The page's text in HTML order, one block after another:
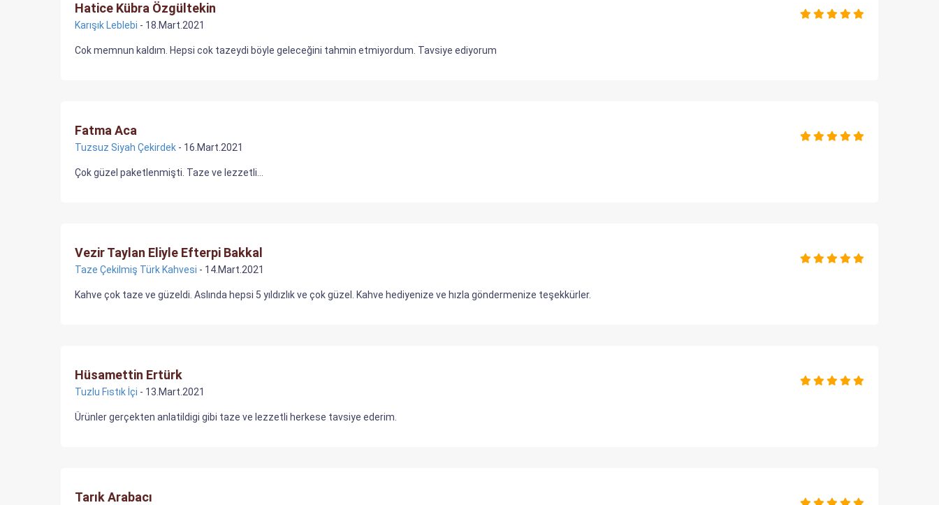
Hatice Kübra Özgültekin
Karışık Leblebi - 18.Mart.2021
Cok memnun kaldım. Hepsi cok tazeydi böyle geleceğini tahmin etmiyordum. Tavsiye ediyorum
Fatma Aca
Tuzsuz Siyah Çekirdek - 16.Mart.2021
Çok güzel paketlenmişti. Taze ve lezzetli...
Vezir Taylan Eliyle Efterpi Bakkal
Taze Çekilmiş Türk Kahvesi - 14.Mart.2021
Kahve çok taze ve güzeldi. Aslında hepsi 5 yıldızlık ve çok güzel. Kahve hediyenize ve hızla göndermenize teşekkürler.
Hüsamettin Ertürk
Tuzlu Fıstık İçi - 13.Mart.2021
Ürünler gerçekten anlatildigi gibi taze ve lezzetli herkese tavsiye ederim.
Tarık Arabacı